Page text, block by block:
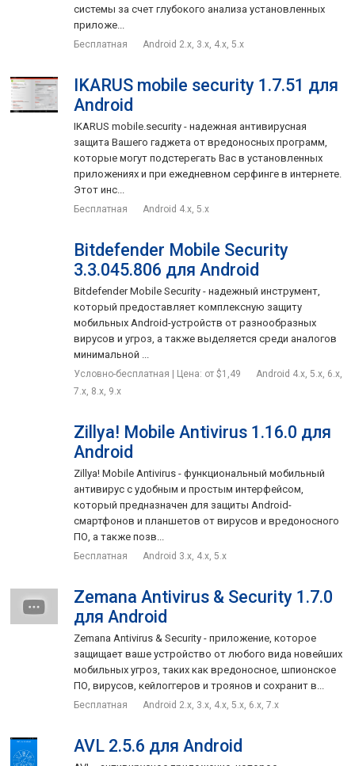
системы за счет глубокого анализа установленных
приложе...
Бесплатная Android 2.x, 3.x, 4.x, 5.x
IKARUS mobile security 1.7.51 для
Android
IKARUS mobile.security - надежная антивирусная
защита Вашего гаджета от вредоносных программ,
которые могут подстерегать Вас в установленных
приложениях и при ежедневном серфинге в интернете.
Этот инс...
Бесплатная Android 4.x, 5.x
Bitdefender Mobile Security
3.3.045.806 для Android
Bitdefender Mobile Security - надежный инструмент,
который предоставляет комплексную защиту
мобильных Android-устройств от разнообразных
вирусов и угроз, а также выделяется среди аналогов
минимальной ...
Условно-бесплатная | Цена: от $1,49
Android 4.x, 5.x, 6.x,
7.x, 8.x, 9.x
Zillya! Mobile Antivirus 1.16.0 для
Android
Zillya! Mobile Antivirus - функциональный мобильный
антивирус с удобным и простым интерфейсом,
который предназначен для защиты Android-
смартфонов и планшетов от вирусов и вредоносного
ПО, а также позв...
Бесплатная Android 3.x, 4.x, 5.x
Zemana Antivirus & Security 1.7.0
для Android
Zemana Antivirus & Security - приложение, которое
защищает ваше устройство от любого вида новейших
мобильных угроз, таких как вредоносное, шпионское
ПО, вирусов, кейлоггеров и троянов и сохранит в...
Бесплатная Android 2.x, 3.x, 4.x, 5.x, 6.x, 7.x
AVL 2.5.6 для Android